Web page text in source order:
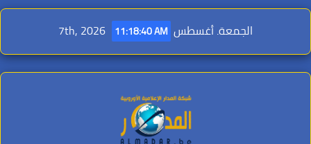
Skip
content
الجمعة. أغسطس 7th, 2026 11:18:41 AM